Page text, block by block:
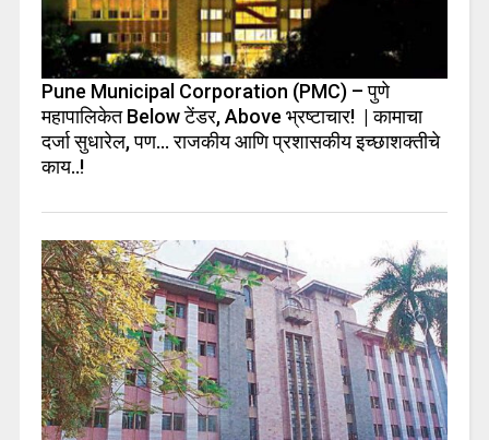
Pune Municipal Corporation (PMC) – पुणे
महापालिकेत Below टेंडर, Above भ्रष्टाचार! | कामाचा
दर्जा सुधारेल, पण… राजकीय आणि प्रशासकीय इच्छाशक्तीचे
काय..!